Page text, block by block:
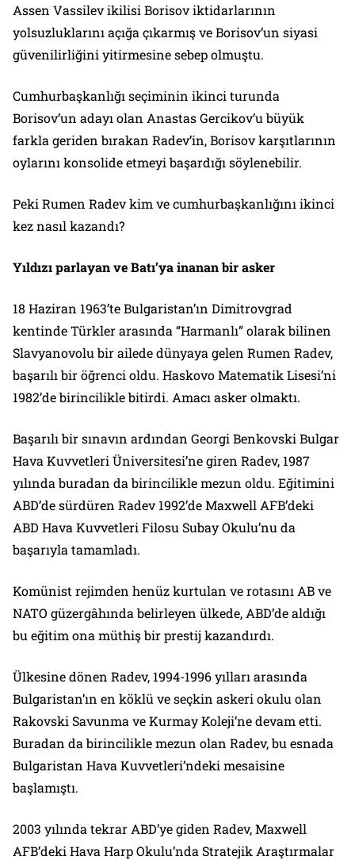
Assen Vassilev ikilisi Borisov iktidarlarının
yolsuzluklarını açığa çıkarmış ve Borisov’un siyasi
güvenilirliğini yitirmesine sebep olmuştu.
Cumhurbaşkanlığı seçiminin ikinci turunda
Borisov’un adayı olan Anastas Gercikov’u büyük
farkla geriden bırakan Radev’in, Borisov karşıtlarının
oylarını konsolide etmeyi başardığı söylenebilir.
Peki Rumen Radev kim ve cumhurbaşkanlığını ikinci
kez nasıl kazandı?
Yıldızı parlayan ve Batı’ya inanan bir asker
18 Haziran 1963’te Bulgaristan’ın Dimitrovgrad
kentinde Türkler arasında “Harmanlı” olarak bilinen
Slavyanovolu bir ailede dünyaya gelen Rumen Radev,
başarılı bir öğrenci oldu. Haskovo Matematik Lisesi’ni
1982’de birincilikle bitirdi. Amacı asker olmaktı.
Başarılı bir sınavın ardından Georgi Benkovski Bulgar
Hava Kuvvetleri Üniversitesi’ne giren Radev, 1987
yılında buradan da birincilikle mezun oldu. Eğitimini
ABD’de sürdüren Radev 1992’de Maxwell AFB’deki
ABD Hava Kuvvetleri Filosu Subay Okulu’nu da
başarıyla tamamladı.
Komünist rejimden henüz kurtulan ve rotasını AB ve
NATO güzergâhında belirleyen ülkede, ABD’de aldığı
bu eğitim ona müthiş bir prestij kazandırdı.
Ülkesine dönen Radev, 1994-1996 yılları arasında
Bulgaristan’ın en köklü ve seçkin askeri okulu olan
Rakovski Savunma ve Kurmay Koleji’ne devam etti.
Buradan da birincilikle mezun olan Radev, bu esnada
Bulgaristan Hava Kuvvetleri’ndeki mesaisine
başlamıştı.
2003 yılında tekrar ABD’ye giden Radev, Maxwell
AFB’deki Hava Harp Okulu’nda Stratejik Araştırmalar